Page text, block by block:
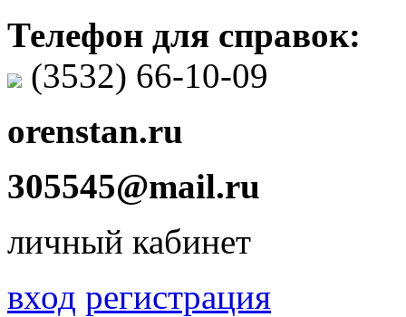
Телефон для справок:
(3532) 66-10-09
orenstan.ru
305545@mail.ru
личный кабинет
вход регистрация